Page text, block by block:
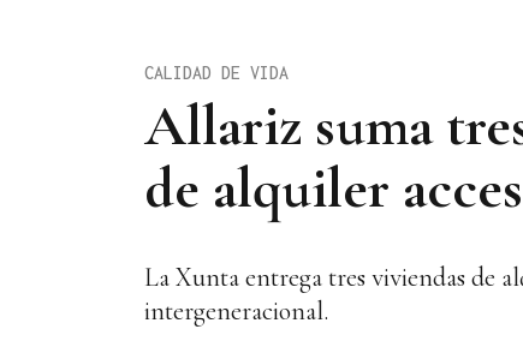
Allariz suma
de alquiler
CALIDAD DE VIDA
La Xunta entrega tres viviendas de
intergeneracional.